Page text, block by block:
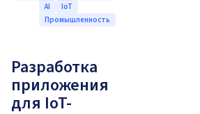
AI
IoT
Промышленность
Разработка
приложения
для IoT-